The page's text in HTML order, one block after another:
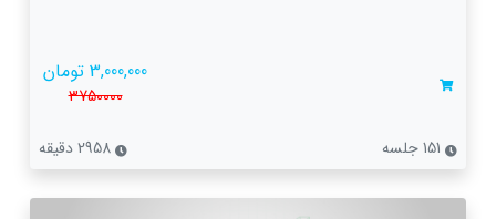
3,000,000 تومان
3750000